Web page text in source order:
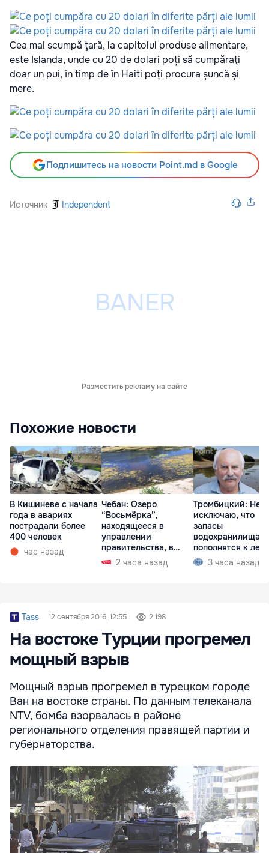
Cea mai scumpă ţară, la capitolul produse alimentare,
este Islanda, unde cu 20 de dolari poți să cumpăraţi
doar un pui, în timp de în Haiti poți procura șuncă și
mere.
Подпишитесь на новости Point.md в Google
Источник Independent
Разместить рекламу на сайте
Похожие новости
В Кишиневе с начала
года в авариях
пострадали более
400 человек
час назад
Чебан: Озеро
“Восьмёрка”,
находящееся в
управлении
правительства, в
запустении
2 часа назад
Тромбицкий: Не
исключаю, что
запасы
водохранилища
пополнятся к лету
2027 года
3 часа назад
Tass 12 сентября 2016, 12:55 2 198
На востоке Турции прогремел
мощный взрыв
Мощный взрыв прогремел в турецком городе
Ван на востоке страны. По данным телеканала
NTV, бомба взорвалась в районе
регионального отделения правящей партии и
губернаторства.